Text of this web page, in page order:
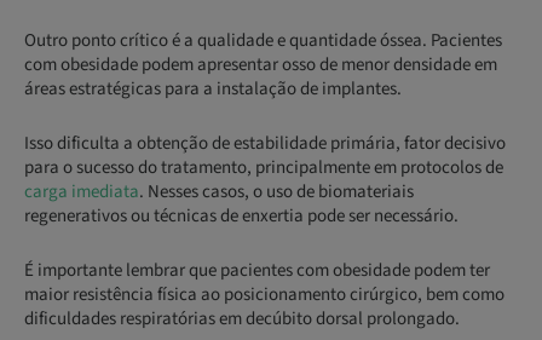
Outro ponto crítico é a qualidade e quantidade óssea. Pacientes
com obesidade podem apresentar osso de menor densidade em
áreas estratégicas para a instalação de implantes.
Isso dificulta a obtenção de estabilidade primária, fator decisivo
para o sucesso do tratamento, principalmente em protocolos de
carga imediata. Nesses casos, o uso de biomateriais
regenerativos ou técnicas de enxertia pode ser necessário.
É importante lembrar que pacientes com obesidade podem ter
maior resistência física ao posicionamento cirúrgico, bem como
dificuldades respiratórias em decúbito dorsal prolongado.